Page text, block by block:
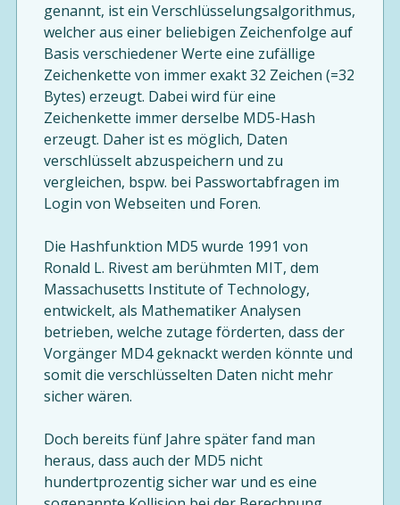
genannt, ist ein Verschlüsselungsalgorithmus,
welcher aus einer beliebigen Zeichenfolge auf
Basis verschiedener Werte eine zufällige
Zeichenkette von immer exakt 32 Zeichen (=32
Bytes) erzeugt. Dabei wird für eine
Zeichenkette immer derselbe MD5-Hash
erzeugt. Daher ist es möglich, Daten
verschlüsselt abzuspeichern und zu
vergleichen, bspw. bei Passwortabfragen im
Login von Webseiten und Foren.
Die Hashfunktion MD5 wurde 1991 von
Ronald L. Rivest am berühmten MIT, dem
Massachusetts Institute of Technology,
entwickelt, als Mathematiker Analysen
betrieben, welche zutage förderten, dass der
Vorgänger MD4 geknackt werden könnte und
somit die verschlüsselten Daten nicht mehr
sicher wären.
Doch bereits fünf Jahre später fand man
heraus, dass auch der MD5 nicht
hundertprozentig sicher war und es eine